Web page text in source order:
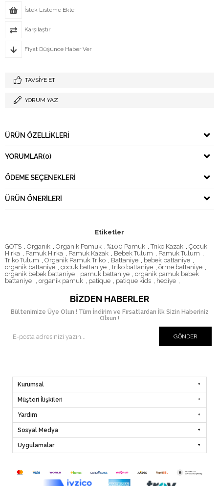
İstek Listeme Ekle
Karşılaştır
Fiyat Düşünce Haber Ver
TAVSIYE ET
YORUM YAZ
ÜRÜN ÖZELLIKLERI
YORUMLAR(0)
ÖDEME SEÇENEKLERI
ÜRÜN ÖNERILERI
Etiketler
GOTS , Organik , Organik Pamuk , %100 Pamuk , Triko Kazak , Çocuk
Hırka , Pamuk Hırka , Pamuk Kazak , Bebek Tulum , Pamuk Tulum ,
Triko Tulum , Organik Pamuk Triko , Battaniye , bebek battaniye ,
organik battaniye , çocuk battaniye , triko battaniye , örme battaniye ,
organik bebek battaniye , pamuk battaniye , organik pamuk bebek
battaniye , organik pamuk , patique , patique kids , hediye ,
BIZDEN HABERLER
Bültenimize Üye Olun ! Tüm İndirim ve Fırsatlardan İlk Sizin Haberiniz
Olsun !
GÖNDER
Kurumsal
Müşteri İlişkileri
Yardım
Sosyal Medya
Uygulamalar